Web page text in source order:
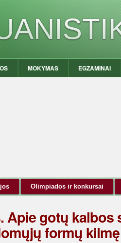
MOKYMAS EGZAMINAI
Olimpiados ir konkursai
Apie gotų kalbos
formų kilmę